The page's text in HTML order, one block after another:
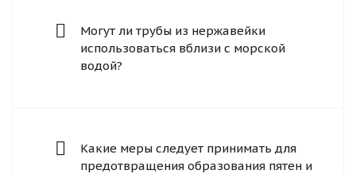
Могут ли трубы из нержавейки
использоваться вблизи с морской
водой?
Какие меры следует принимать для
предотвращения образования пятен и